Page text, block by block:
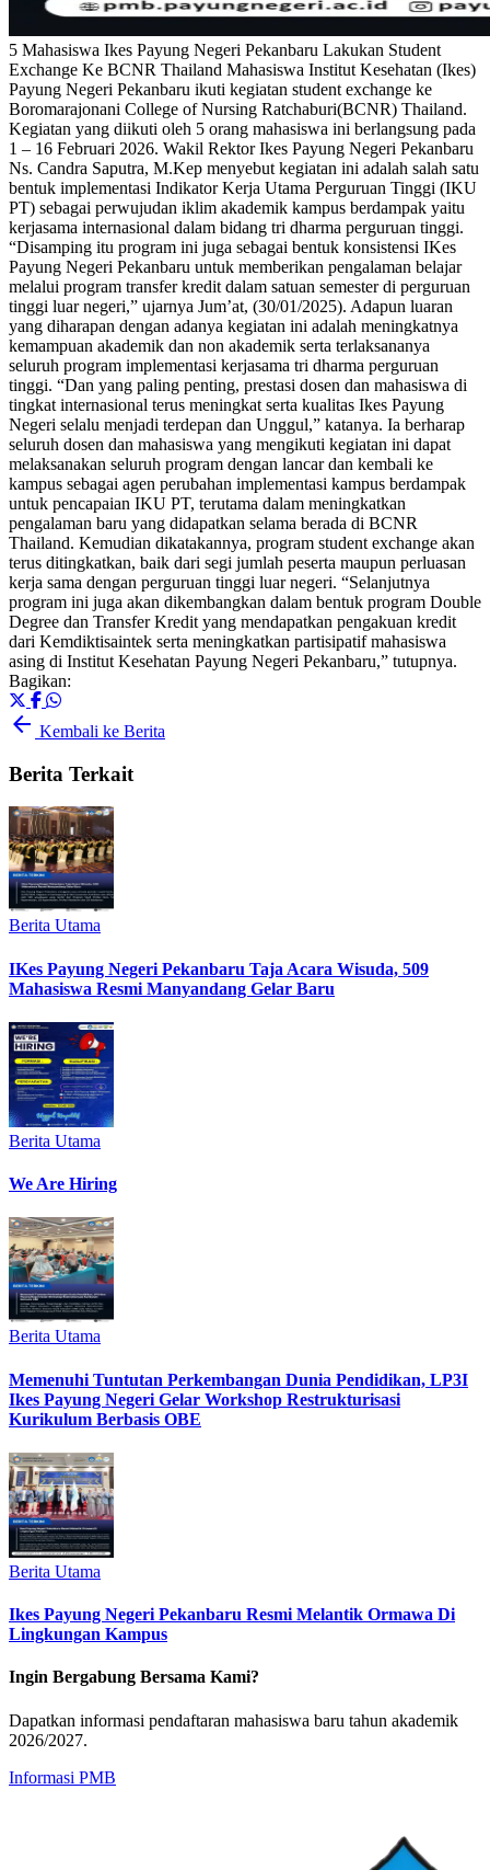
5 Mahasiswa Ikes Payung Negeri Pekanbaru Lakukan Student
Exchange Ke BCNR Thailand Mahasiswa Institut Kesehatan (Ikes)
Payung Negeri Pekanbaru ikuti kegiatan student exchange ke
Boromarajonani College of Nursing Ratchaburi(BCNR) Thailand.
Kegiatan yang diikuti oleh 5 orang mahasiswa ini berlangsung pada
1 – 16 Februari 2026. Wakil Rektor Ikes Payung Negeri Pekanbaru
Ns. Candra Saputra, M.Kep menyebut kegiatan ini adalah salah satu
bentuk implementasi Indikator Kerja Utama Perguruan Tinggi (IKU
PT) sebagai perwujudan iklim akademik kampus berdampak yaitu
kerjasama internasional dalam bidang tri dharma perguruan tinggi.
“Disamping itu program ini juga sebagai bentuk konsistensi IKes
Payung Negeri Pekanbaru untuk memberikan pengalaman belajar
melalui program transfer kredit dalam satuan semester di perguruan
tinggi luar negeri,” ujarnya Jum’at, (30/01/2025). Adapun luaran
yang diharapan dengan adanya kegiatan ini adalah meningkatnya
kemampuan akademik dan non akademik serta terlaksananya
seluruh program implementasi kerjasama tri dharma perguruan
tinggi. “Dan yang paling penting, prestasi dosen dan mahasiswa di
tingkat internasional terus meningkat serta kualitas Ikes Payung
Negeri selalu menjadi terdepan dan Unggul,” katanya. Ia berharap
seluruh dosen dan mahasiswa yang mengikuti kegiatan ini dapat
melaksanakan seluruh program dengan lancar dan kembali ke
kampus sebagai agen perubahan implementasi kampus berdampak
untuk pencapaian IKU PT, terutama dalam meningkatkan
pengalaman baru yang didapatkan selama berada di BCNR
Thailand. Kemudian dikatakannya, program student exchange akan
terus ditingkatkan, baik dari segi jumlah peserta maupun perluasan
kerja sama dengan perguruan tinggi luar negeri. “Selanjutnya
program ini juga akan dikembangkan dalam bentuk program Double
Degree dan Transfer Kredit yang mendapatkan pengakuan kredit
dari Kemdiktisaintek serta meningkatkan partisipatif mahasiswa
asing di Institut Kesehatan Payung Negeri Pekanbaru,” tutupnya.
Bagikan:
X Facebook
WhatsApp
arrow_back Kembali ke Berita
Berita Terkait
Berita Utama
IKes Payung Negeri Pekanbaru Taja Acara Wisuda, 509
Mahasiswa Resmi Manyandang Gelar Baru
Berita Utama
We Are Hiring
Berita Utama
Memenuhi Tuntutan Perkembangan Dunia Pendidikan, LP3I
Ikes Payung Negeri Gelar Workshop Restrukturisasi
Kurikulum Berbasis OBE
Berita Utama
Ikes Payung Negeri Pekanbaru Resmi Melantik Ormawa Di
Lingkungan Kampus
Ingin Bergabung Bersama Kami?
Dapatkan informasi pendaftaran mahasiswa baru tahun akademik
2026/2027.
Informasi PMB